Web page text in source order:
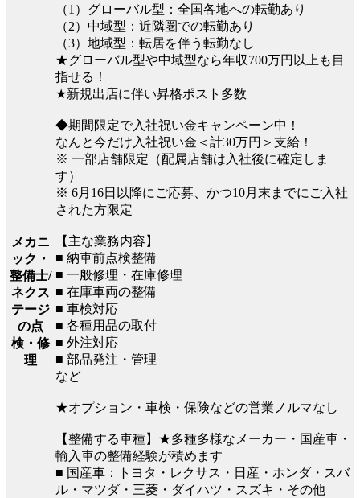
メカニ
ック・
整備士/
ネクス
テージ
の点
検・修
理
（1）グローバル型：全国各地への転勤あり
（2）中域型：近隣圏での転勤あり
（3）地域型：転居を伴う転勤なし
★グローバル型や中域型なら年収700万円以上も目
指せる！
★新規出店に伴い昇格ポスト多数
◆期間限定で入社祝い金キャンペーン中！
なんと今だけ入社祝い金＜計30万円＞支給！
※ 一部店舗限定（配属店舗は入社後に確定しま
す）
※ 6月16日以降にご応募、かつ10月末までにご入社
された方限定
【主な業務内容】
■ 納車前点検整備
■ 一般修理・在庫修理
■ 在庫車両の整備
■ 車検対応
■ 各種用品の取付
■ 外注対応
■ 部品発注・管理
など
★オプション・車検・保険などの営業ノルマなし
【整備する車種】★多種多様なメーカー・国産車・
輸入車の整備経験が積めます
■ 国産車：トヨタ・レクサス・日産・ホンダ・スバ
ル・マツダ・三菱・ダイハツ・スズキ・その他